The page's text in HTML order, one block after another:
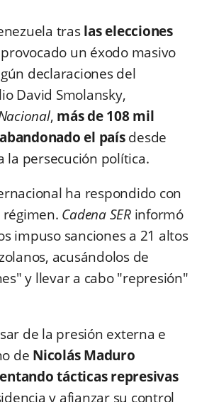
traslas elecciones
un éxodo masivo
declaraciones del
David Smolansky,
, más de 108 mil
el paísdesde
la persecución política.
ha respondido con
Cadena SERinformó
impuso sanciones a 21 altos
acusándolos de
y llevar a cabo "represión"
de la presión externa e
de Nicolás Maduro
tácticas represivas
y afianzar su control